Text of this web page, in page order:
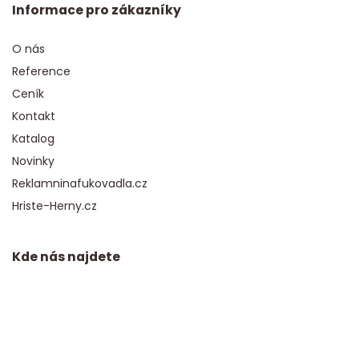
Informace pro zákazníky
O nás
Reference
Ceník
Kontakt
Katalog
Novinky
Reklamninafukovadla.cz
Hriste-Herny.cz
Kde nás najdete